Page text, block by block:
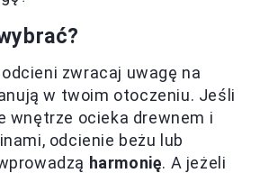
zwracaj uwagę na
w twoim otoczeniu. Jeśli
wnętrze ocieka drewnem i
odcienie beżu lub
harmonię. A jeżeli